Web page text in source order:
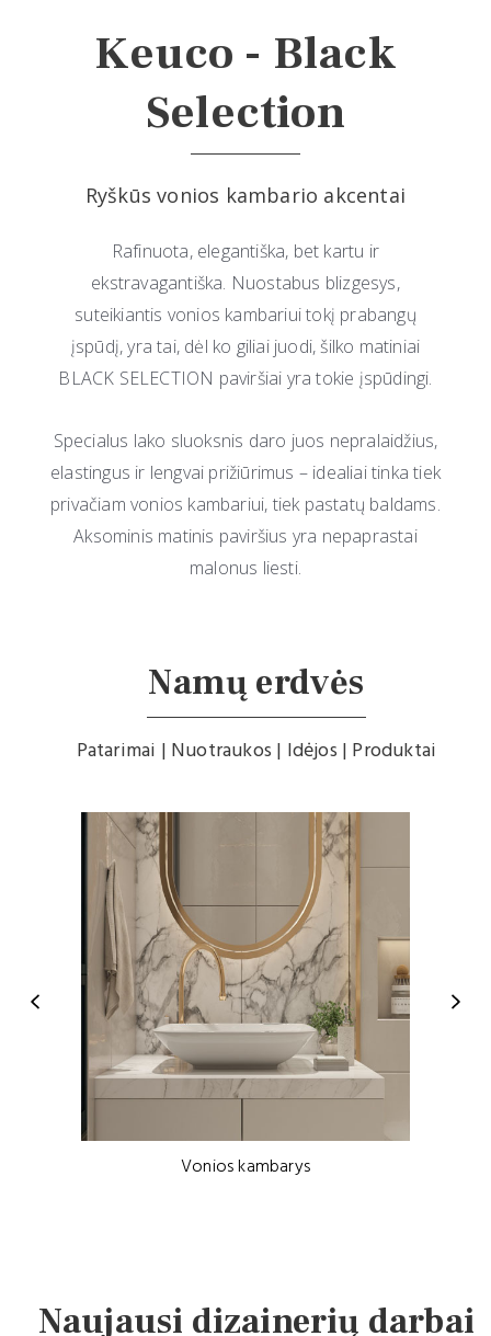
Keuco - Black
Selection
Ryškūs vonios kambario akcentai
Rafinuota, elegantiška, bet kartu ir
ekstravagantiška. Nuostabus blizgesys,
suteikiantis vonios kambariui tokį prabangų
įspūdį, yra tai, dėl ko giliai juodi, šilko matiniai
BLACK SELECTION paviršiai yra tokie įspūdingi.
Specialus lako sluoksnis daro juos nepralaidžius,
elastingus ir lengvai prižiūrimus – idealiai tinka tiek
privačiam vonios kambariui, tiek pastatų baldams.
Aksominis matinis paviršius yra nepaprastai
malonus liesti.
Namų erdvės
Patarimai | Nuotraukos | Idėjos | Produktai
Vonios kambarys
Naujausi dizainerių darbai